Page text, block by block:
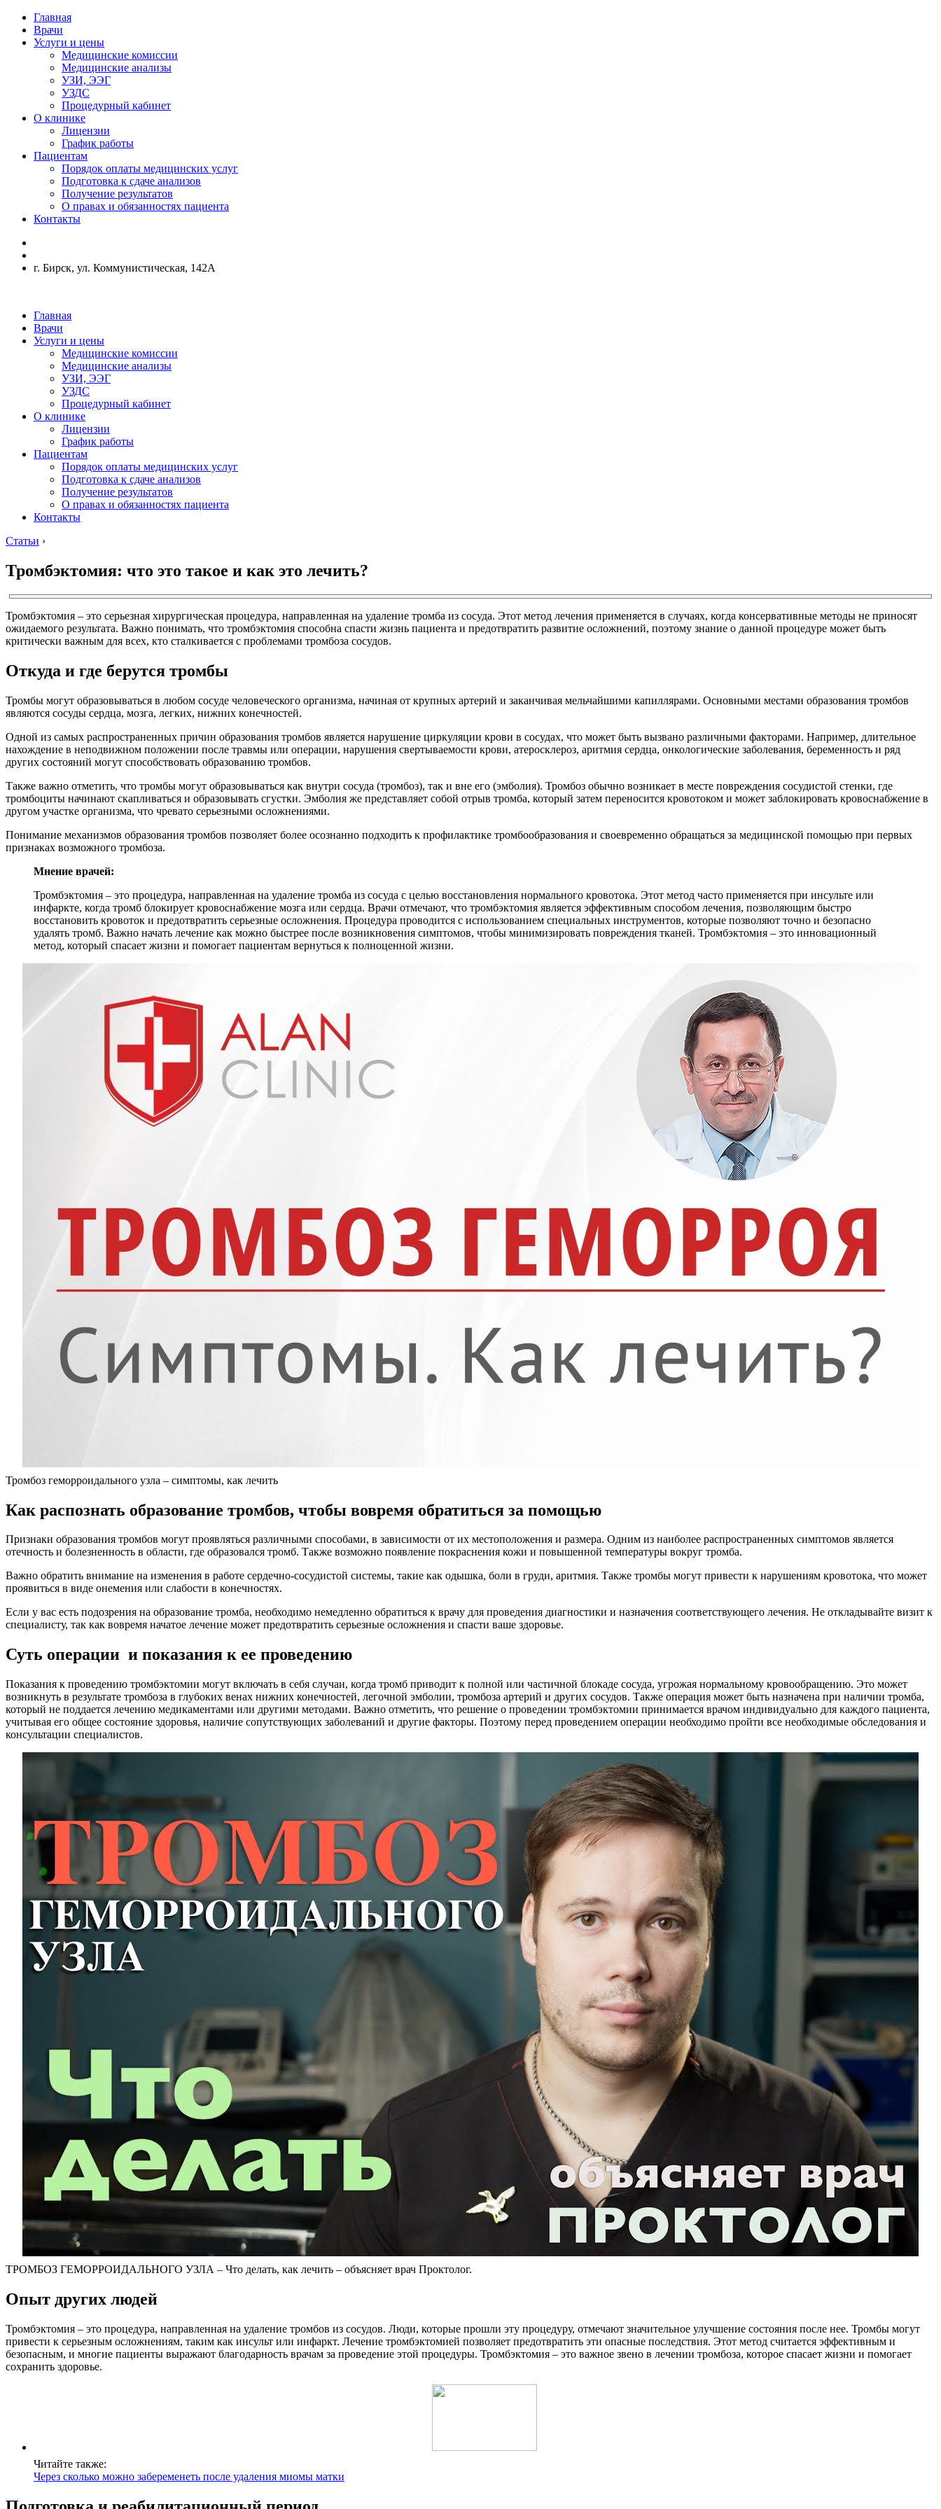
Главная
Врачи
Услуги и цены
Медицинские комиссии
Медицинские анализы
УЗИ, ЭЭГ
УЗДС
Процедурный кабинет
О клинике
Лицензии
График работы
Пациентам
Порядок оплаты медицинских услуг
Подготовка к сдаче анализов
Получение результатов
О правах и обязанностях пациента
Контакты
г. Бирск, ул. Коммунистическая, 142А
Главная
Врачи
Услуги и цены
Медицинские комиссии
Медицинские анализы
УЗИ, ЭЭГ
УЗДС
Процедурный кабинет
О клинике
Лицензии
График работы
Пациентам
Порядок оплаты медицинских услуг
Подготовка к сдаче анализов
Получение результатов
О правах и обязанностях пациента
Контакты
Статьи ›
Тромбэктомия: что это такое и как это лечить?
Тромбэктомия – это серьезная хирургическая процедура, направленная на удаление тромба из сосуда. Этот метод лечения применяется в случаях, когда консервативные методы не приносят
ожидаемого результата. Важно понимать, что тромбэктомия способна спасти жизнь пациента и предотвратить развитие осложнений, поэтому знание о данной процедуре может быть
критически важным для всех, кто сталкивается с проблемами тромбоза сосудов.
Откуда и где берутся тромбы
Тромбы могут образовываться в любом сосуде человеческого организма, начиная от крупных артерий и заканчивая мельчайшими капиллярами. Основными местами образования тромбов
являются сосуды сердца, мозга, легких, нижних конечностей.
Одной из самых распространенных причин образования тромбов является нарушение циркуляции крови в сосудах, что может быть вызвано различными факторами. Например, длительное
нахождение в неподвижном положении после травмы или операции, нарушения свертываемости крови, атеросклероз, аритмия сердца, онкологические заболевания, беременность и ряд
других состояний могут способствовать образованию тромбов.
Также важно отметить, что тромбы могут образовываться как внутри сосуда (тромбоз), так и вне его (эмболия). Тромбоз обычно возникает в месте повреждения сосудистой стенки, где
тромбоциты начинают скапливаться и образовывать сгустки. Эмболия же представляет собой отрыв тромба, который затем переносится кровотоком и может заблокировать кровоснабжение в
другом участке организма, что чревато серьезными осложнениями.
Понимание механизмов образования тромбов позволяет более осознанно подходить к профилактике тромбообразования и своевременно обращаться за медицинской помощью при первых
признаках возможного тромбоза.
Мнение врачей:
Тромбэктомия – это процедура, направленная на удаление тромба из сосуда с целью восстановления нормального кровотока. Этот метод часто применяется при инсульте или
инфаркте, когда тромб блокирует кровоснабжение мозга или сердца. Врачи отмечают, что тромбэктомия является эффективным способом лечения, позволяющим быстро
восстановить кровоток и предотвратить серьезные осложнения. Процедура проводится с использованием специальных инструментов, которые позволяют точно и безопасно
удалять тромб. Важно начать лечение как можно быстрее после возникновения симптомов, чтобы минимизировать повреждения тканей. Тромбэктомия – это инновационный
метод, который спасает жизни и помогает пациентам вернуться к полноценной жизни.
Тромбоз геморроидального узла – симптомы, как лечить
Как распознать образование тромбов, чтобы вовремя обратиться за помощью
Признаки образования тромбов могут проявляться различными способами, в зависимости от их местоположения и размера. Одним из наиболее распространенных симптомов является
отечность и болезненность в области, где образовался тромб. Также возможно появление покраснения кожи и повышенной температуры вокруг тромба.
Важно обратить внимание на изменения в работе сердечно-сосудистой системы, такие как одышка, боли в груди, аритмия. Также тромбы могут привести к нарушениям кровотока, что может
проявиться в виде онемения или слабости в конечностях.
Если у вас есть подозрения на образование тромба, необходимо немедленно обратиться к врачу для проведения диагностики и назначения соответствующего лечения. Не откладывайте визит к
специалисту, так как вовремя начатое лечение может предотвратить серьезные осложнения и спасти ваше здоровье.
Суть операции и показания к ее проведению
Показания к проведению тромбэктомии могут включать в себя случаи, когда тромб приводит к полной или частичной блокаде сосуда, угрожая нормальному кровообращению. Это может
возникнуть в результате тромбоза в глубоких венах нижних конечностей, легочной эмболии, тромбоза артерий и других сосудов. Также операция может быть назначена при наличии тромба,
который не поддается лечению медикаментами или другими методами. Важно отметить, что решение о проведении тромбэктомии принимается врачом индивидуально для каждого пациента,
учитывая его общее состояние здоровья, наличие сопутствующих заболеваний и другие факторы. Поэтому перед проведением операции необходимо пройти все необходимые обследования и
консультации специалистов.
ТРОМБОЗ ГЕМОРРОИДАЛЬНОГО УЗЛА – Что делать, как лечить – объясняет врач Проктолог.
Опыт других людей
Тромбэктомия – это процедура, направленная на удаление тромбов из сосудов. Люди, которые прошли эту процедуру, отмечают значительное улучшение состояния после нее. Тромбы могут
привести к серьезным осложнениям, таким как инсульт или инфаркт. Лечение тромбэктомией позволяет предотвратить эти опасные последствия. Этот метод считается эффективным и
безопасным, и многие пациенты выражают благодарность врачам за проведение этой процедуры. Тромбэктомия – это важное звено в лечении тромбоза, которое спасает жизни и помогает
сохранить здоровье.
Читайте также:
Через сколько можно забеременеть после удаления миомы матки